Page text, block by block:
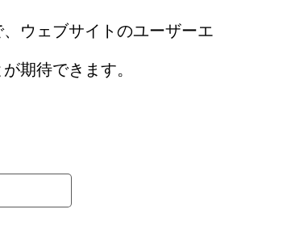
ウェブサイトのユーザーエ
期待できます。